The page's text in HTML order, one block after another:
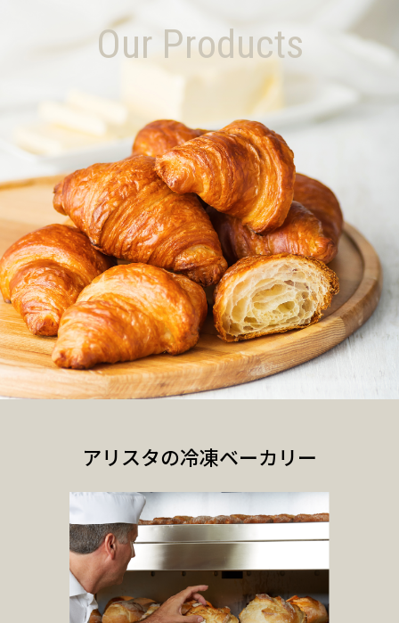
Our Products
アリスタの冷凍ベーカリー